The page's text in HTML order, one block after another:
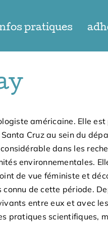
pratiques
américaine. Elle
Cruz au sein du
dans les
environnementales.
de vue féministe et
de cette période.
entre eux et avec
pratiques scientifiques,